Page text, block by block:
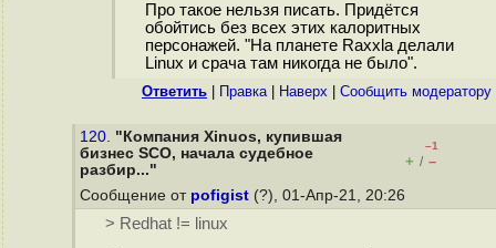
Про такое нельзя писать. Придётся
обойтись без всех этих калоритных
персонажей. "На планете Raxxla делали
Linux и срача там никогда не было".
Ответить Правка| Наверх Cообщить модератору
120. "Компания Xinuos, купившая
бизнес SCO, начала судебное
разбир..."
–1
+ / –
Сообщение от pofigist (?), 01-Апр-21, 20:26
> Redhat != linux